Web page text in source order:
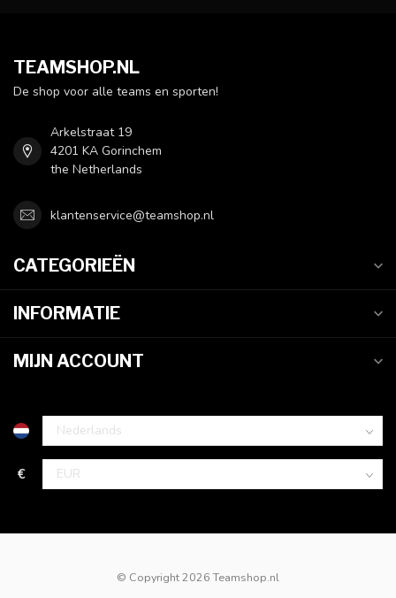
TEAMSHOP.NL
De shop voor alle teams en sporten!
Arkelstraat 19
4201 KA Gorinchem
the Netherlands
klantenservice@teamshop.nl
CATEGORIEËN
INFORMATIE
MIJN ACCOUNT
€
© Copyright 2026 Teamshop.nl